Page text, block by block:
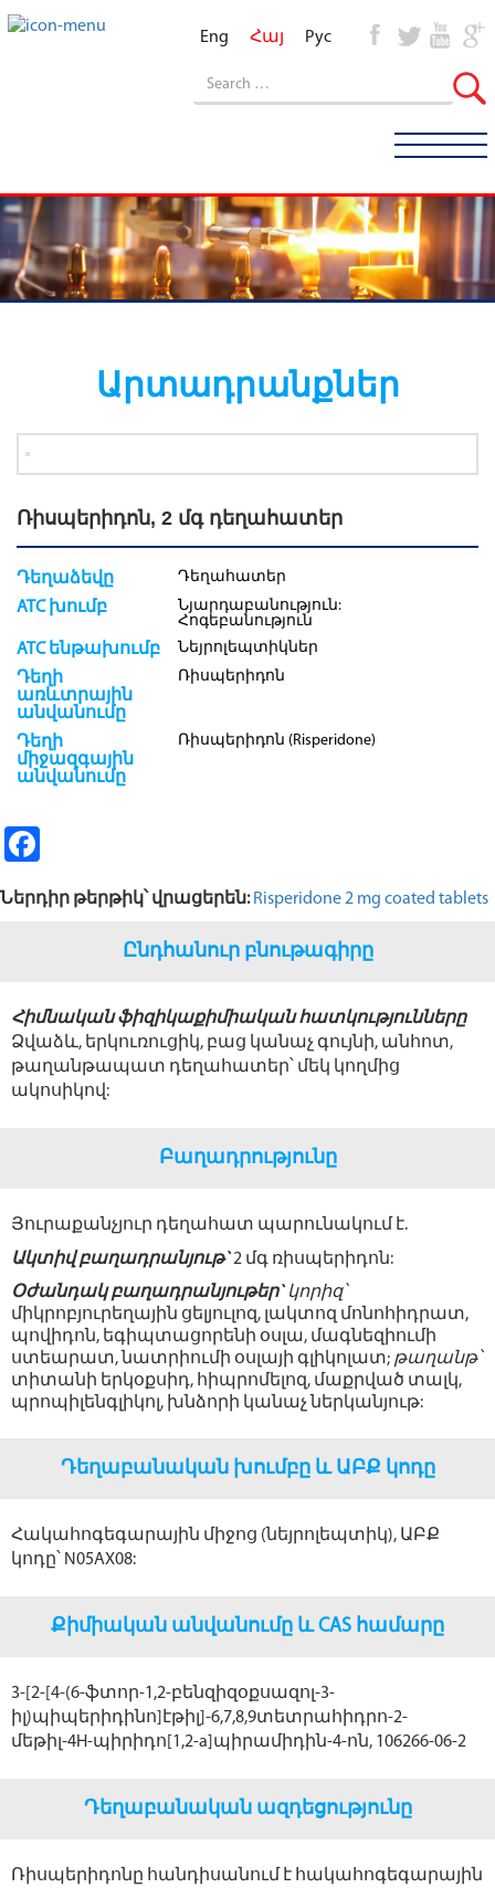
Eng Հայ Рус
Արտադրանքներ
Ռիսպերիդոն, 2 մգ դեղահատեր
Դեղաձեվը Դեղահատեր
ATC խումբ
Նյարդաբանություն:
Հոգեբանություն
ATC ենթախումբ Նեյրոլեպտիկներ
Դեղի
առևտրային
անվանումը
Ռիսպերիդոն
Դեղի
միջազգային
անվանումը
Ռիսպերիդոն (Risperidone)
b
k
Ներդիր թերթիկ՝ վրացերեն: Risperidone 2 mg coated tablets
Ընդհանուր բնութագիրը
Հիմնական ֆիզիկաքիմիական հատկությունները
Ձվաձև, երկուռուցիկ, բաց կանաչ գույնի, անհոտ,
թաղանթապատ դեղահատեր՝ մեկ կողմից
ակոսիկով:
Բաղադրությունը
Յուրաքանչյուր դեղահատ պարունակում է.
Ակտիվ բաղադրանյութ`2 մգ ռիսպերիդոն:
Օժանդակ բաղադրանյութեր` կորիզ՝
միկրոբյուրեղային ցելյուլոզ, լակտոզ մոնոհիդրատ,
պովիդոն, եգիպտացորենի օսլա, մագնեզիումի
ստեարատ, նատրիումի օսլայի գլիկոլատ; թաղանթ՝
տիտանի երկօքսիդ, հիպրոմելոզ, մաքրված տալկ,
պրոպիլենգլիկոլ, խնձորի կանաչ ներկանյութ:
Դեղաբանական խումբը և ԱԲՔ կոդը
Հակահոգեգարային միջոց (նեյրոլեպտիկ), ԱԲՔ
կոդը՝ N05AX08:
Քիմիական անվանումը և CAS համարը
3-[2-[4-(6-ֆտոր-1,2-բենզիզօքսազոլ-3-
իլ)պիպերիդինո]էթիլ]-6,7,8,9տետրահիդրո-2-
մեթիլ-4Н-պիրիդո[1,2-a]պիրամիդին-4-ոն, 106266-06-2
Դեղաբանական ազդեցությունը
Ռիսպերիդոնը հանդիսանում է հակահոգեգարային